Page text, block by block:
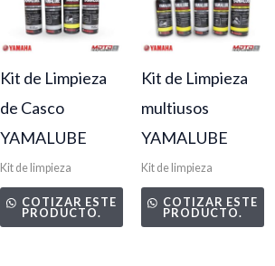
Kit de Limpieza
de Casco
YAMALUBE
Kit de limpieza
COTIZAR ESTE
PRODUCTO.
Kit de Limpieza
multiusos
YAMALUBE
Kit de limpieza
COTIZAR ESTE
PRODUCTO.